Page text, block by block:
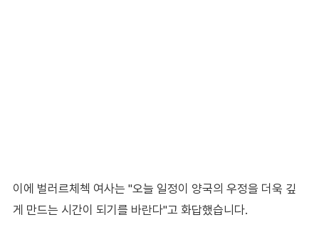
이에 벌러르체첵 여사는 "오늘 일정이 양국의 우정을 더욱 깊
게 만드는 시간이 되기를 바란다"고 화답했습니다.